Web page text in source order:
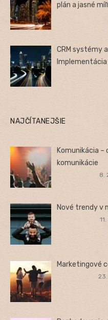
plán a jasné
CRM systémy
NAJČÍTANEJŠIE
Komunikácia
komunikácie
8.
Nové trendy v
Marketingové